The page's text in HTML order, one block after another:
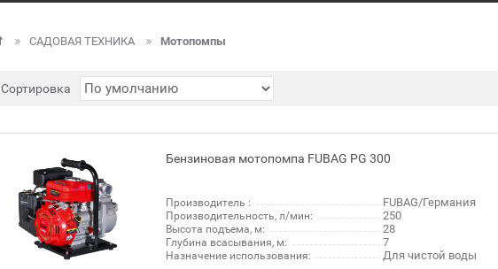
САДОВАЯ ТЕХНИКА Мотопомпы
Сортировка
Бензиновая мотопомпа FUBAG PG 300
Производитель : FUBAG/Германия
Производительность, л/мин: 250
Высота подъема, м: 28
Глубина всасывания, м: 7
Назначение использования: Для чистой воды